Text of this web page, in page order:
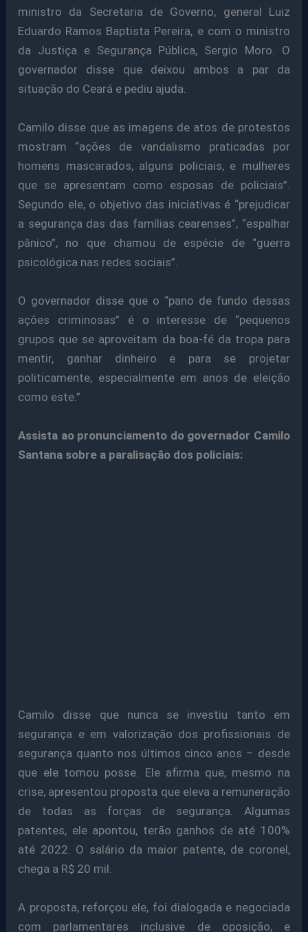
ministro da Secretaria de Governo, general Luiz
Eduardo Ramos Baptista Pereira, e com o ministro
da Justiça e Segurança Pública, Sergio Moro. O
governador disse que deixou ambos a par da
situação do Ceará e pediu ajuda.
Camilo disse que as imagens de atos de protestos
mostram “ações de vandalismo praticadas por
homens mascarados, alguns policiais, e mulheres
que se apresentam como esposas de policiais”.
Segundo ele, o objetivo das iniciativas é “prejudicar
a segurança das das famílias cearenses”, “espalhar
pânico”, no que chamou de espécie de “guerra
psicológica nas redes sociais”.
O governador disse que o “pano de fundo dessas
ações criminosas” é o interesse de “pequenos
grupos que se aproveitam da boa-fé da tropa para
mentir, ganhar dinheiro e para se projetar
politicamente, especialmente em anos de eleição
como este.”
Assista ao pronunciamento do governador Camilo
Santana sobre a paralisação dos policiais:
Camilo disse que nunca se investiu tanto em
segurança e em valorização dos profissionais de
segurança quanto nos últimos cinco anos – desde
que ele tomou posse. Ele afirma que, mesmo na
crise, apresentou proposta que eleva a remuneração
de todas as forças de segurança. Algumas
patentes, ele apontou, terão ganhos de até 100%
até 2022. O salário da maior patente, de coronel,
chega a R$ 20 mil.
A proposta, reforçou ele, foi dialogada e negociada
com parlamentares inclusive de oposição, e